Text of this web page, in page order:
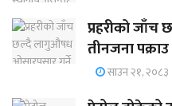
प्रहरीको
तीनजना पक्राउ
साउन २१, २०८३